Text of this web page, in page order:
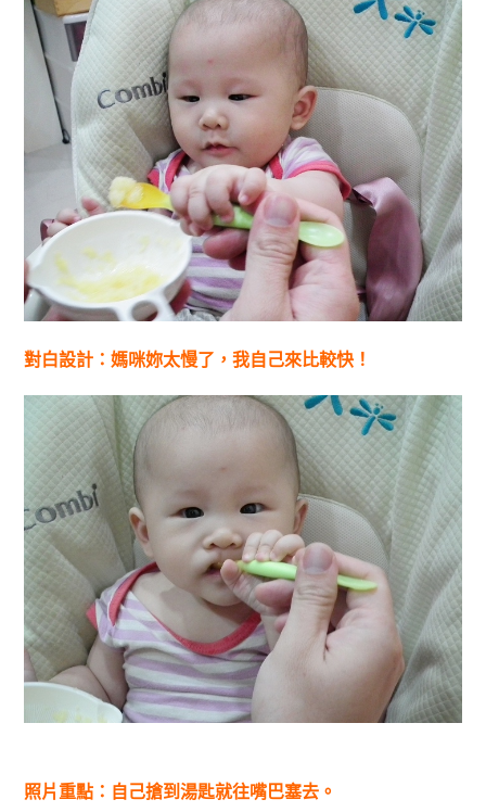
對白設計：媽咪妳太慢了，我自己來比較快！
照片重點：自己搶到湯匙就往嘴巴塞去。